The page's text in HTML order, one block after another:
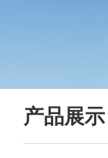
产品展示